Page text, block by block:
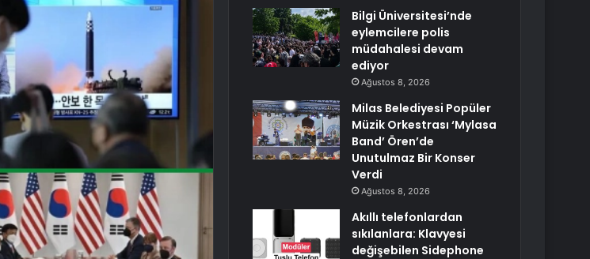
Bilgi Üniversitesi’nde
eylemcilere polis
müdahalesi devam
ediyor
Ağustos 8, 2026
Milas Belediyesi Popüler
Müzik Orkestrası ‘Mylasa
Band’ Ören’de
Unutulmaz Bir Konser
Verdi
Ağustos 8, 2026
Akıllı telefonlardan
sıkılanlara: Klavyesi
değişebilen Sidephone